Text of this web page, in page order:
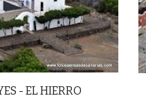
- EL HIERRO